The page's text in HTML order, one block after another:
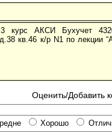
курс АКСИ Бухучет
кв.46 к/р N1 по лекции
Оценить/Добавить
Хорошо